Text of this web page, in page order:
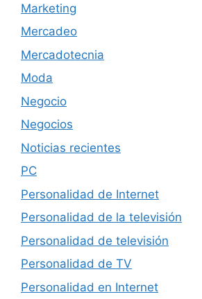
Marketing
Mercadeo
Mercadotecnia
Moda
Negocio
Negocios
Noticias recientes
PC
Personalidad de Internet
Personalidad de la televisión
Personalidad de televisión
Personalidad de TV
Personalidad en Internet